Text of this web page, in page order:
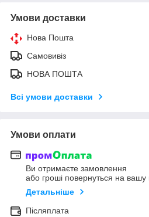
Умови доставки
Нова Пошта
Самовивіз
НОВА ПОШТА
Всі умови доставки
Умови оплати
Ви отримаєте замовлення
або гроші повернуться на вашу
Детальніше
Післяплата